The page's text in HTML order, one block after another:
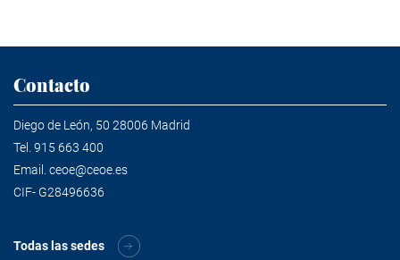
Contacto
Diego de León, 50 28006 Madrid
Tel. 915 663 400
Email. ceoe@ceoe.es
CIF- G28496636
Todas las sedes